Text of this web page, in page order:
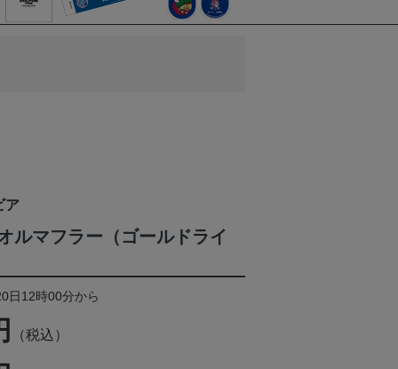
ア
ルマフラー（ゴールドライ
日12時00分から
（税込）